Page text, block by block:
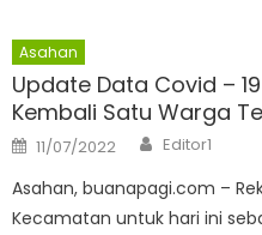
Asahan
Update Data Covid –
Kembali Satu Warga
Posted
on
11/07/2022 Author
Editor1
Asahan, buanapagi.com –
Kecamatan untuk hari ini